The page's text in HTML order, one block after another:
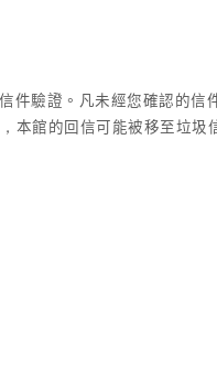
驗證。凡未經您確認的信
館的回信可能被移至垃圾